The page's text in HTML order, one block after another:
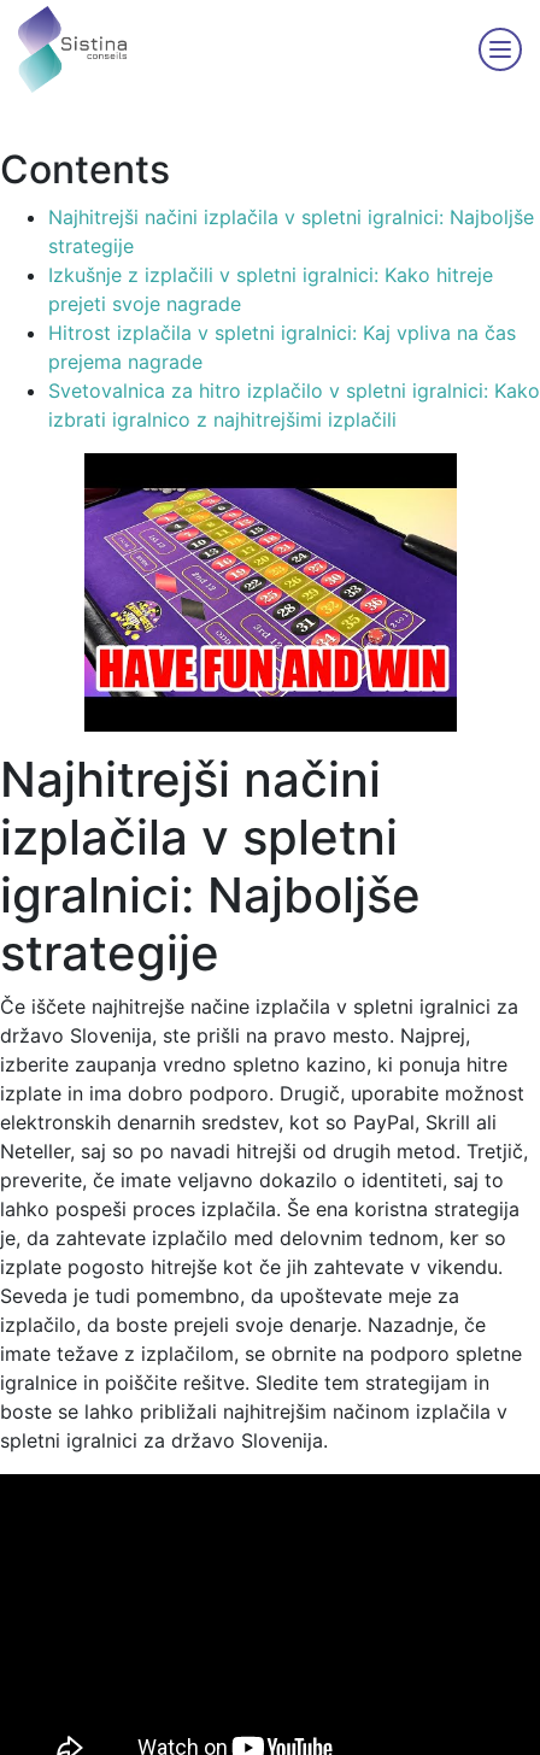
Contents
Najhitrejši načini izplačila v spletni igralnici: Najboljše
strategije
Izkušnje z izplačili v spletni igralnici: Kako hitreje
prejeti svoje nagrade
Hitrost izplačila v spletni igralnici: Kaj vpliva na čas
prejema nagrade
Svetovalnica za hitro izplačilo v spletni igralnici: Kako
izbrati igralnico z najhitrejšimi izplačili
Najhitrejši načini
izplačila v spletni
igralnici: Najboljše
strategije
Če iščete najhitrejše načine izplačila v spletni igralnici za
državo Slovenija, ste prišli na pravo mesto. Najprej,
izberite zaupanja vredno spletno kazino, ki ponuja hitre
izplate in ima dobro podporo. Drugič, uporabite možnost
elektronskih denarnih sredstev, kot so PayPal, Skrill ali
Neteller, saj so po navadi hitrejši od drugih metod. Tretjič,
preverite, če imate veljavno dokazilo o identiteti, saj to
lahko pospeši proces izplačila. Še ena koristna strategija
je, da zahtevate izplačilo med delovnim tednom, ker so
izplate pogosto hitrejše kot če jih zahtevate v vikendu.
Seveda je tudi pomembno, da upoštevate meje za
izplačilo, da boste prejeli svoje denarje. Nazadnje, če
imate težave z izplačilom, se obrnite na podporo spletne
igralnice in poiščite rešitve. Sledite tem strategijam in
boste se lahko približali najhitrejšim načinom izplačila v
spletni igralnici za državo Slovenija.